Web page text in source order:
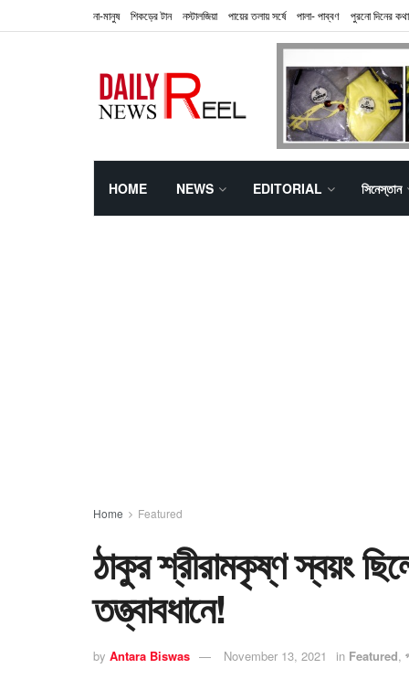
না-মানুষ শিকড়ের টান নস্টালজিয়া পায়ের তলায় সর্ষে পালা- পাব্বণ পুরনো দিনের কথা
HOME NEWS EDITORIAL সিনেস্তান
Home Featured
ঠাকুর শ্রীরামকৃষ্ণ স্বয়ং
তত্ত্বাবধানে!
by Antara Biswas November 13, 2021 in Featured,